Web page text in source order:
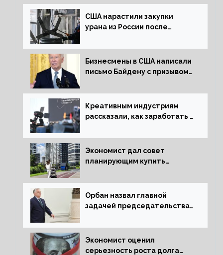
США нарастили закупки
урана из России после
Бизнесмены в США написали
письмо Байдену с призывом
Креативным индустриям
рассказали, как заработать 2
экономики
Экономист дал совет
планирующим купить
Орбан назвал главной
задачей председательства
за мир
Экономист оценил
серьезность роста долга